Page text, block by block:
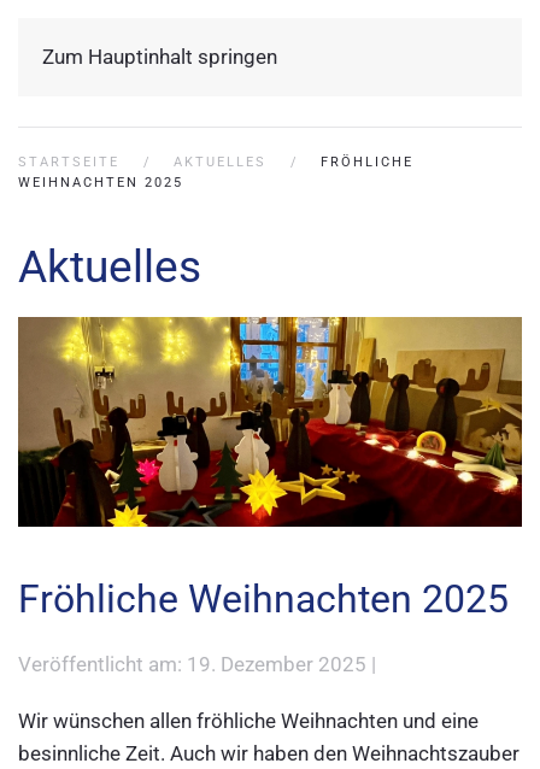
Zum Hauptinhalt springen
STARTSEITE AKTUELLES
FRÖHLICHE
WEIHNACHTEN 2025
Aktuelles
Fröhliche Weihnachten 2025
Veröffentlicht am: 19. Dezember 2025 |
Wir wünschen allen fröhliche Weihnachten und eine
besinnliche Zeit. Auch wir haben den Weihnachtszauber